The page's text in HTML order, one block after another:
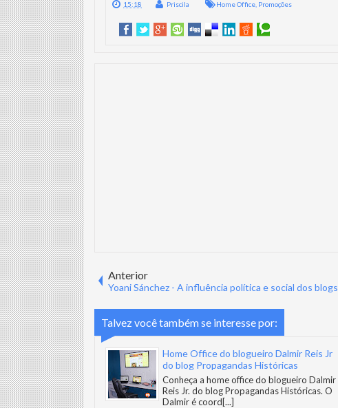
15:18 Priscila Home Office Promoções
Anterior
Yoani Sánchez - A influência política e social dos blogs
Talvez você também se interesse por:
Home Office do blogueiro Dalmir Reis Jr
do blog Propagandas Históricas
Conheça a home office do blogueiro Dalmir
Reis Jr. do blog Propagandas Históricas. O
Dalmir é coord[...]